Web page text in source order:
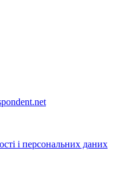
і персональних даних